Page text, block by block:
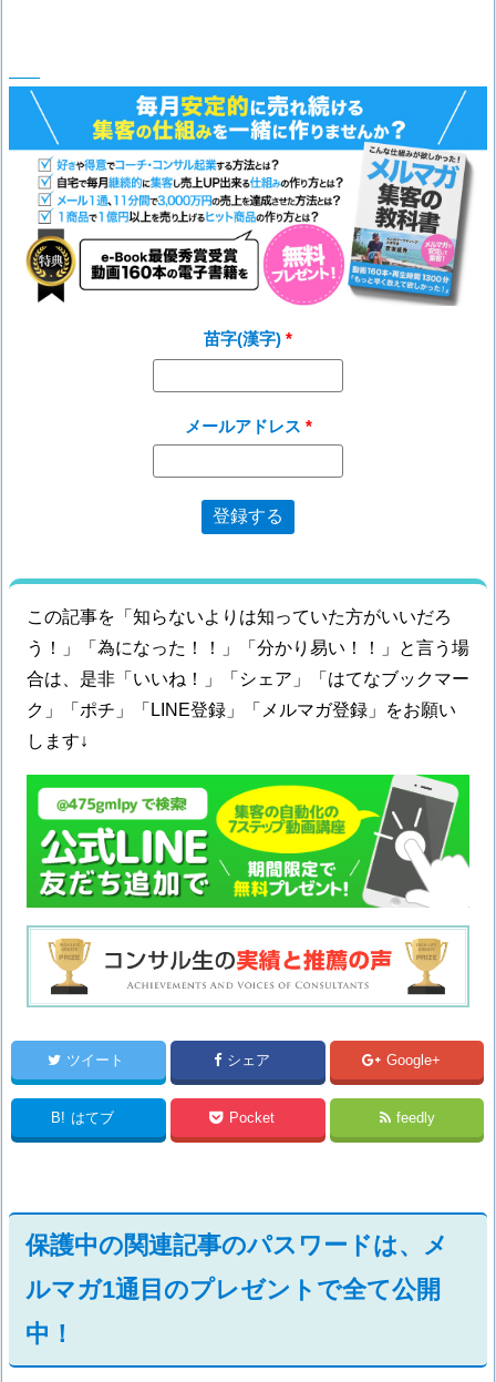
苗字(漢字)
メールアドレス
この記事を「知らないよりは知っていた方がいいだろ
う！」「為になった！！」「分かり易い！！」と言う場
合は、是非「いいね！」「シェア」「はてなブックマー
ク」「ポチ」「LINE登録」「メルマガ登録」をお願い
します↓
ツイート シェア Google+
B! はてブ Pocket feedly
保護中の関連記事のパスワードは、メ
ルマガ1通目のプレゼントで全て公開
中！